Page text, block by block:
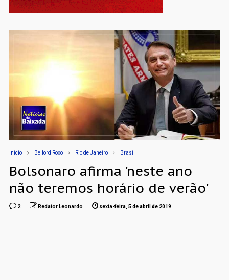
Início Belford Roxo Rio de Janeiro Brasil
Bolsonaro afirma 'neste ano
não teremos horário de verão'
2 Redator Leonardo sexta-feira, 5 de abril de 2019